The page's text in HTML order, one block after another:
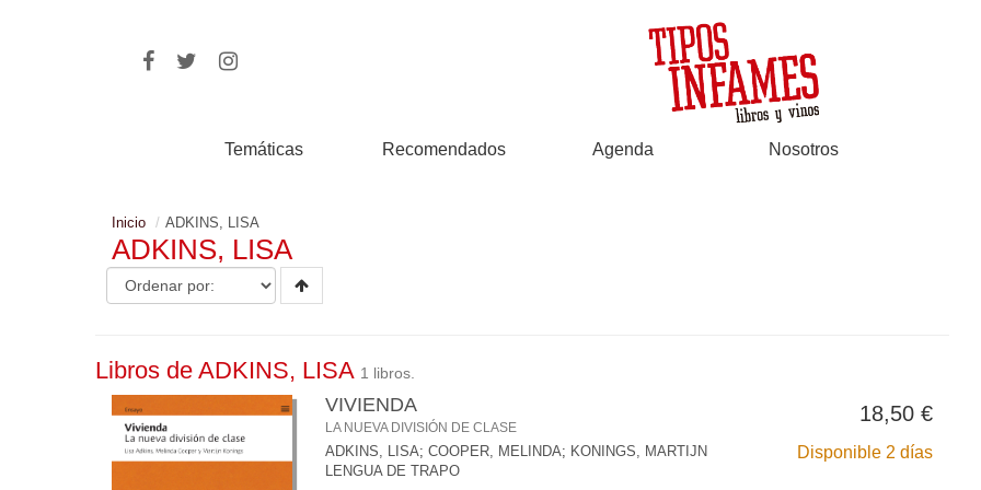
Temáticas Recomendados Agenda Nosotros
Inicio ADKINS, LISA
ADKINS, LISA
Libros de ADKINS, LISA 1 libros.
VIVIENDA
LA NUEVA DIVISIÓN DE CLASE
ADKINS, LISA; COOPER, MELINDA; KONINGS, MARTIJN
LENGUA DE TRAPO
18,50 €
Disponible 2 días